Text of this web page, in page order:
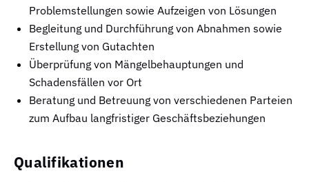
Problemstellungen sowie Aufzeigen von Lösungen
Begleitung und Durchführung von Abnahmen sowie
Erstellung von Gutachten
Überprüfung von Mängelbehauptungen und
Schadensfällen vor Ort
Beratung und Betreuung von verschiedenen Parteien
zum Aufbau langfristiger Geschäftsbeziehungen
Qualifikationen